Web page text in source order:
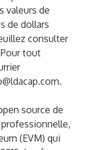
valeurs de
de dollars
consulter
tout
.
source de
(EVM) qui